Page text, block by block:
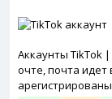
Аккаунты TikTok
очте, почта идет